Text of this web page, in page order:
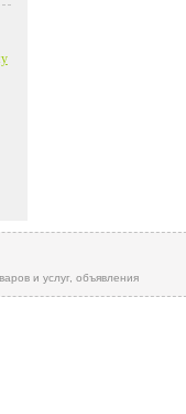
и услуг, объявления